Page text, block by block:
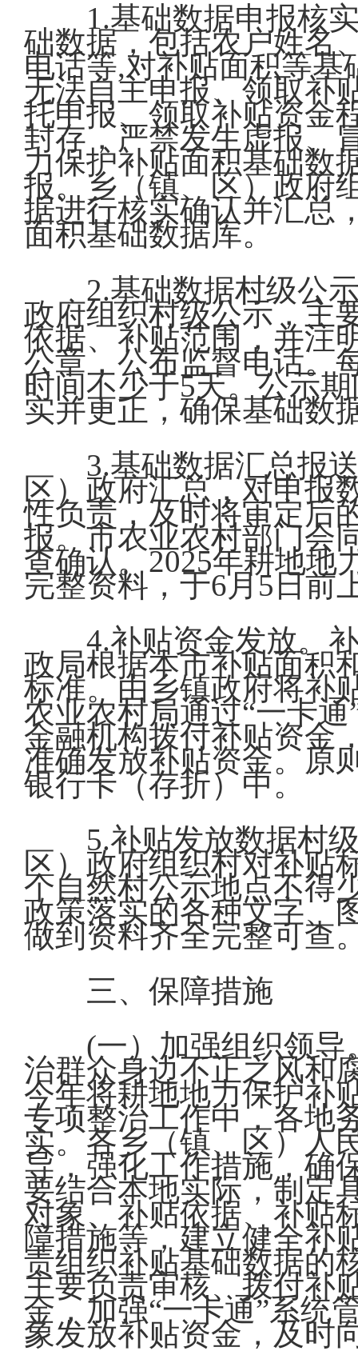
1.基础数据申报核
础数据，包括农户姓名
电话等,对补贴面积等
无法自主申报、领取补
托申报、领取补贴资金
封存，严禁发生虚报、
力保护补贴面积基础数
报。乡（镇、区）政府
据进行核实确认并汇总
面积基础数据库。
2.基础数据村级公
政府组织村级公示，主
依据、补贴范围，并注
公章，公布监督电话。
时间不少于5天。公示
实并更正，确保基础数
3.基础数据汇总报
区）政府汇总，对申报
性负责，及时将审定后
报。市农业农村部门会
查确认。2025年耕地地
完整资料，于6月5日前
4.补贴资金发放。
政局根据本市补贴面积
标准。由乡镇政府将补
农业农村局通过“一卡
金融机构拨付补贴资金
准确发放补贴资金。原
银行卡（存折）中。
5.补贴发放数据村
区）政府组织村对补贴
个自然村公示地点不得
政策落实的各种文字、
做到资料齐全完整可查
三、保障措施
(一）加强组织领
治群众身边不正之风和
今年将耕地地力保护补
专项整治工作中，各地
实。各乡（镇、区）人
导，强化工作措施，确
要结合本地实际，制定
对象、补贴依据、补贴
障措施等，建立健全补
责组织补贴基础数据的
主要负责审核、拨付补
金，加强“一卡通”系统
象发放补贴资金，及时